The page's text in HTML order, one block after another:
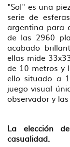
"Sol" es una
serie de
argentina para
de las 2960
acabado
ellas mide
de 10 metros y
ello situado a
juego visual
observador y
La elección
casualidad.